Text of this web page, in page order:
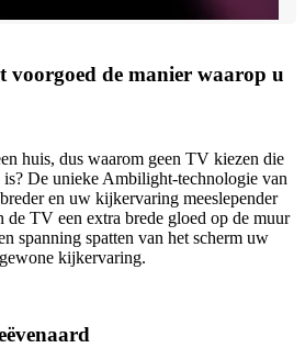
de manier waarop u
huis, dus waarom geen TV kiezen die
De unieke Ambilight-technologie van
en uw kijkervaring meeslepender
de TV een extra brede gloed op de muur
spanning spatten van het scherm uw
kijkervaring.